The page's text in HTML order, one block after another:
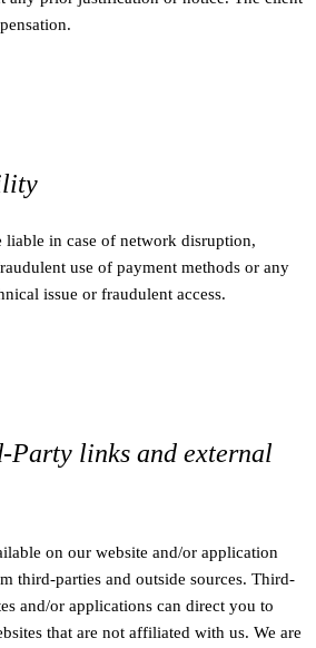
in case of network disruption,
use of payment methods or any
issue or fraudulent access.
links and external
on our website and/or application
third-parties and outside sources. Third-
and/or applications can direct you to
that are not affiliated with us. We are